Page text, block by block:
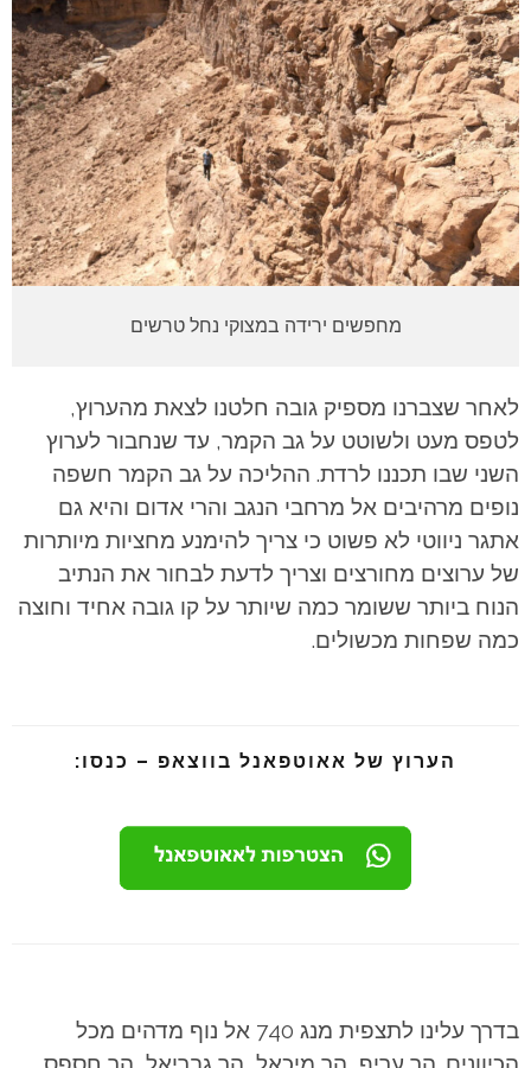
מחפשים ירידה במצוקי נחל טרשים
לאחר שצברנו מספיק גובה חלטנו לצאת מהערוץ,
לטפס מעט ולשוטט על גב הקמר, עד שנחבור לערוץ
השני שבו תכננו לרדת. ההליכה על גב הקמר חשפה
נופים מרהיבים אל מרחבי הנגב והרי אדום והיא גם
אתגר ניווטי לא פשוט כי צריך להימנע מחציות מיותרות
של ערוצים מחורצים וצריך לדעת לבחור את הנתיב
הנוח ביותר ששומר כמה שיותר על קו גובה אחיד וחוצה
כמה שפחות מכשולים.
הערוץ של אאוטפאנל בווצאפ – כנסו:
בדרך עלינו לתצפית מנג 740 אל נוף מדהים מכל